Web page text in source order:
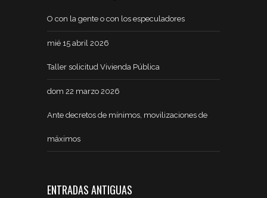
O con la gente o con los especuladores
mié 15 abril 2026
Taller solicitud Vivienda Pública
dom 22 marzo 2026
Ante decretos de mínimos, movilizaciones de
máximos
ENTRADAS ANTIGUAS